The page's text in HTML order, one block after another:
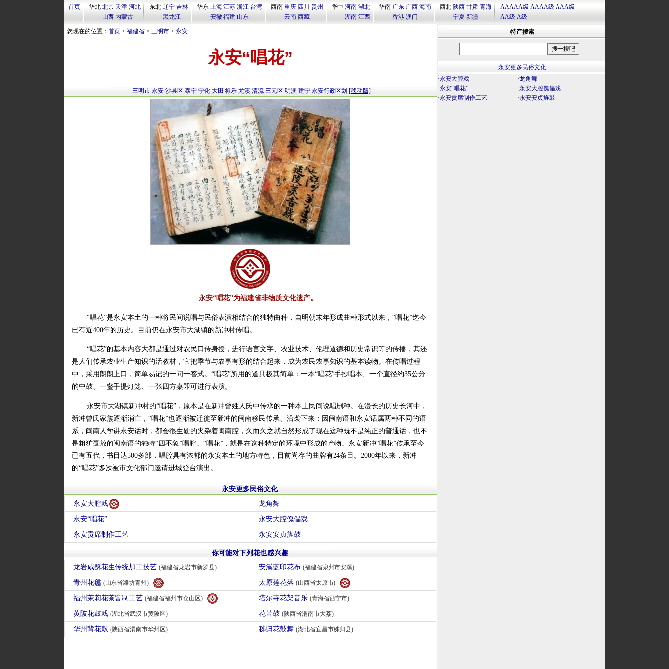
首页 华北 北京 天津 河北
山西 内蒙古
东北 辽宁 吉林
黑龙江
华东 上海 江苏 浙江 台湾
安徽 福建 山东
西南 重庆 四川 贵州
云南 西藏
华中 河南 湖北
湖南 江西
华南 广东 广西 海南
香港 澳门
西北 陕西 甘肃 青海
宁夏 新疆
AAAAA级 AAAA级 AAA级
AA级 A级
您现在的位置： 首页> 福建省> 三明市> 永安
永安“唱花”
三明市 永安 沙县区 泰宁 宁化 大田 将乐 尤溪 清流 三元区 明溪 建宁 永安行政区划 [移动版]
永安“唱花”为福建省非物质文化遗产。
“唱花”是永安本土的一种将民间说唱与民俗表演相结合的独特曲种，自明朝末年形成曲种形式以来，“唱花”迄今
已有近400年的历史。目前仍在永安市大湖镇的新冲村传唱。
“唱花”的基本内容大都是通过对农民口传身授，进行语言文字、农业技术、伦理道德和历史常识等的传播，其还
是人们传承农业生产知识的活教材，它把季节与农事有形的结合起来，成为农民农事知识的基本读物。在传唱过程
中，采用朗朗上口，简单易记的一问一答式。“唱花”所用的道具极其简单：一本“唱花”手抄唱本、一个直径约35公分
的中鼓、一盏手提灯笼、一张四方桌即可进行表演。
永安市大湖镇新冲村的“唱花”，原本是在新冲曾姓人氏中传承的一种本土民间说唱剧种。在漫长的历史长河中，
新冲曾氏家族逐渐消亡，“唱花”也逐渐被迁徙至新冲的闽南移民传承、沿袭下来；因闽南语和永安话属两种不同的语
系，闽南人学讲永安话时，都会很生硬的夹杂着闽南腔，久而久之就自然形成了现在这种既不是纯正的普通话，也不
是粗犷毫放的闽南语的独特“四不象”唱腔。“唱花”，就是在这种特定的环境中形成的产物。永安新冲“唱花”传承至今
已有五代，书目达500多部，唱腔具有浓郁的永安本土的地方特色，目前尚存的曲牌有24条目。2000年以来，新冲
的“唱花”多次被市文化部门邀请进城登台演出。
永安更多民俗文化
永安大腔戏
龙角舞
永安“唱花” 永安大腔傀儡戏
永安贡席制作工艺 永安安贞旌鼓
你可能对下列花也感兴趣
龙岩咸酥花生传统加工技艺 (福建省龙岩市新罗县) 安溪蓝印花布 (福建省泉州市安溪)
青州花毽 (山东省潍坊青州) 太原莲花落 (山西省太原市)
福州茉莉花茶窨制工艺 (福建省福州市仓山区) 塔尔寺花架音乐 (青海省西宁市)
黄陂花鼓戏 (湖北省武汉市黄陂区) 花苫鼓 (陕西省渭南市大荔)
华州背花鼓 (陕西省渭南市华州区) 秭归花鼓舞 (湖北省宜昌市秭归县)
特产搜索
永安更多民俗文化
·永安大腔戏 ·龙角舞
·永安“唱花” ·永安大腔傀儡戏
·永安贡席制作工艺 ·永安安贞旌鼓